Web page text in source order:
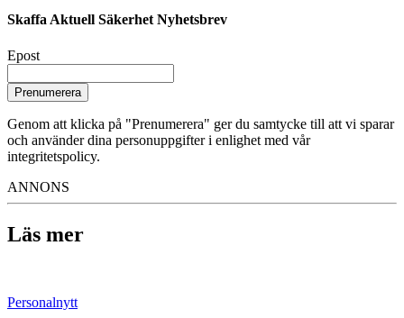
Skaffa Aktuell Säkerhet Nyhetsbrev
Epost
Prenumerera
Genom att klicka på "Prenumerera" ger du samtycke till att vi sparar
och använder dina personuppgifter i enlighet med vår
integritetspolicy.
ANNONS
Läs mer
Personalnytt